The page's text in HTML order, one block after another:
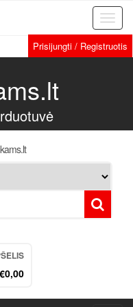
Prisijungti / Registruotis
€0,00